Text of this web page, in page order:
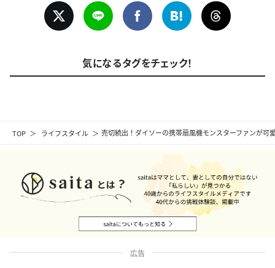
TOP ライフスタイル 売切続出！ダイソーの携帯扇風機モンスターファンが可
気になるタグをチェック！
広告